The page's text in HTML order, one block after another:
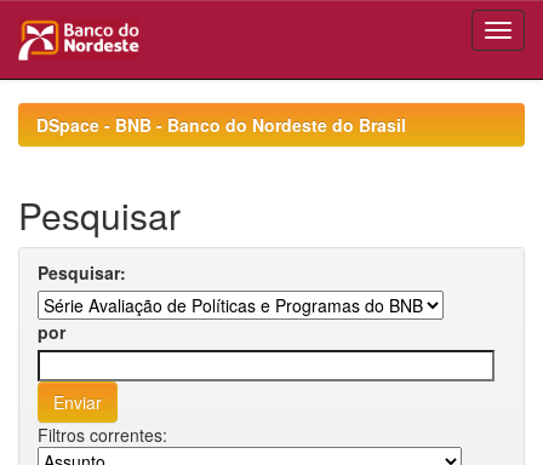
navigationDSpace - BNB - Banco do Nordeste do Brasil
Pesquisar
Pesquisar:
por
Filtros correntes: